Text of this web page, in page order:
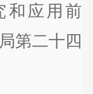
和应用前
第二十四